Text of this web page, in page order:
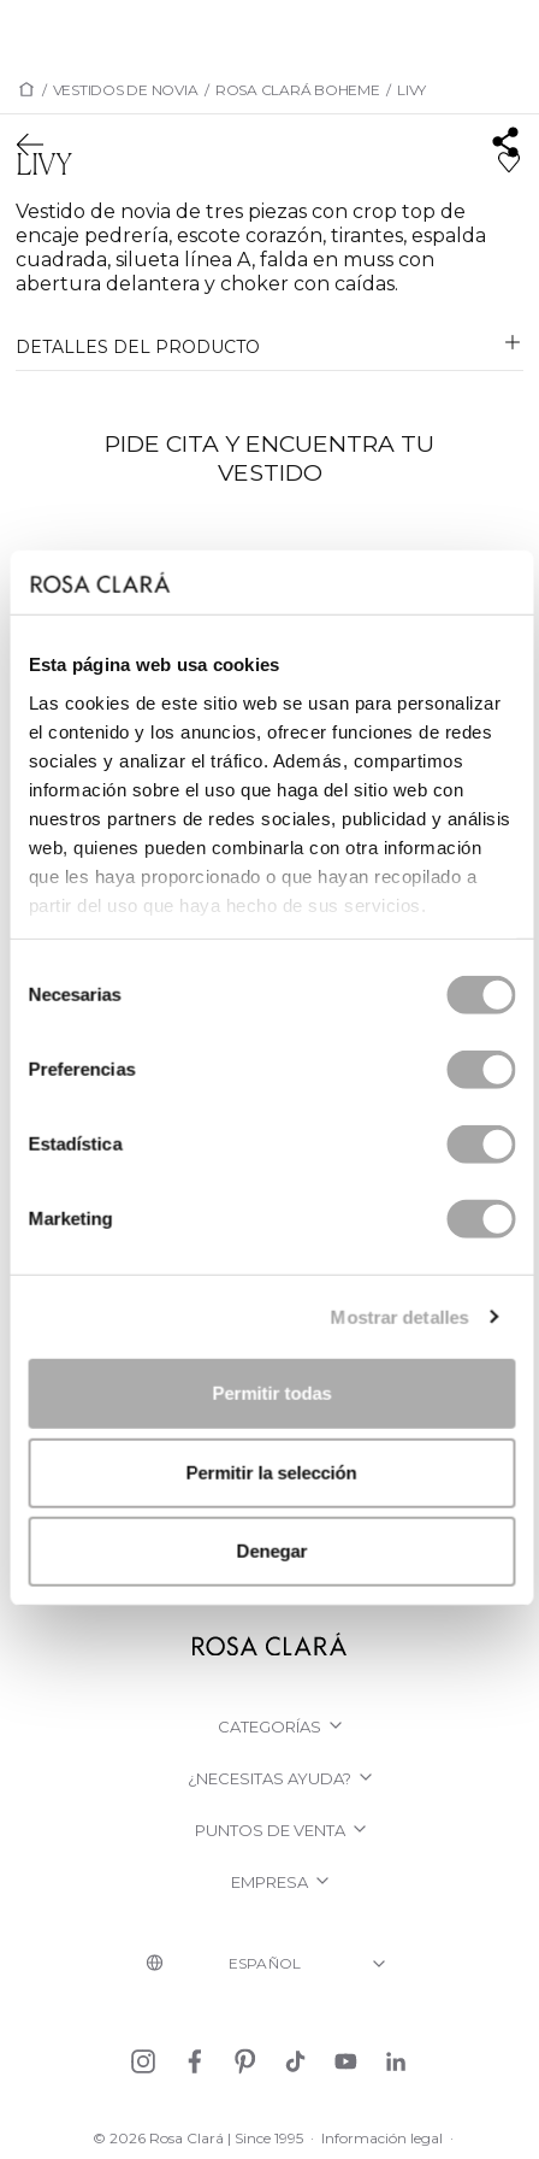
Esta página web usa cookies
Las cookies de este sitio web se usan para personalizar
el contenido y los anuncios, ofrecer funciones de redes
sociales y analizar el tráfico. Además, compartimos
información sobre el uso que haga del sitio web con
nuestros partners de redes sociales, publicidad y análisis
web, quienes pueden combinarla con otra información
que les haya proporcionado o que hayan recopilado a
partir del uso que haya hecho de sus servicios.
Necesarias
Preferencias
Estadística
Marketing
Mostrar detalles
Permitir todas
Permitir la selección
Denegar
/ VESTIDOS DE NOVIA / ROSA CLARÁ BOHEME / LIVY
LIVY
Vestido de novia de tres piezas con crop top de
encaje pedrería, escote corazón, tirantes, espalda
cuadrada, silueta línea A, falda en muss con
abertura delantera y choker con caídas.
DETALLES DEL PRODUCTO
PIDE CITA Y ENCUENTRA TU
VESTIDO
CATEGORÍAS
¿NECESITAS AYUDA?
PUNTOS DE VENTA
EMPRESA
© 2026 Rosa Clará | Since 1995 · Información legal ·